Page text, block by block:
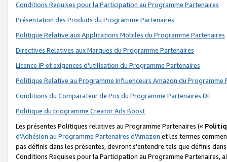
Conditions Requises pour la Participation au Programme Partenaires
Présentation des Produits du Programme Partenaires
Politique Relative aux Applications Mobiles du Programme Partenaires
Directives Relatives aux Marques du Programme Partenaires
Licence IP et exigences d'utilisation du Programme Partenaires
Politique Relative au Programme Influenceurs Amazon du Programme
Conditions du Comparateur de Prix du Programme Partenaires DE
Politique du programme Creator Ads Boost
Les présentes Politiques relatives au Programme Partenaires («
d’Adhésion au Programme Partenaires d'Amazon et les termes
pas définis dans les présentes, devront s'entendre tels que définis
Conditions Requises pour la Participation au Programme Partenaires,